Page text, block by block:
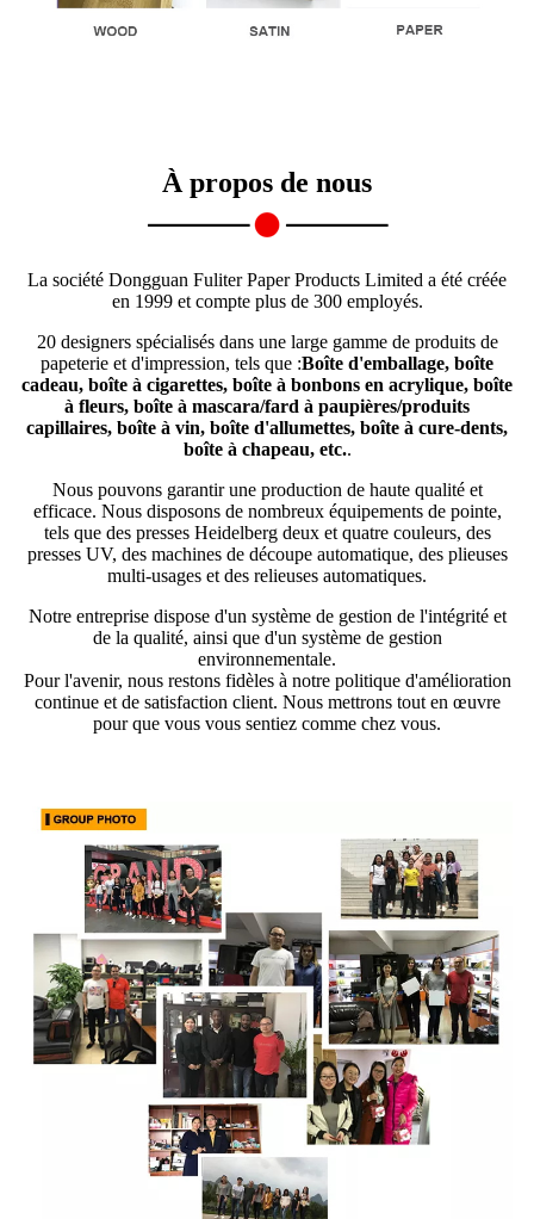
À propos de nous
La société Dongguan Fuliter Paper Products Limited a été créée
en 1999 et compte plus de 300 employés.
20 designers spécialisés dans une large gamme de produits de
papeterie et d'impression, tels que :Boîte d'emballage, boîte
cadeau, boîte à cigarettes, boîte à bonbons en acrylique, boîte
à fleurs, boîte à mascara/fard à paupières/produits
capillaires, boîte à vin, boîte d'allumettes, boîte à cure-dents,
boîte à chapeau, etc..
Nous pouvons garantir une production de haute qualité et
efficace. Nous disposons de nombreux équipements de pointe,
tels que des presses Heidelberg deux et quatre couleurs, des
presses UV, des machines de découpe automatique, des plieuses
multi-usages et des relieuses automatiques.
Notre entreprise dispose d'un système de gestion de l'intégrité et
de la qualité, ainsi que d'un système de gestion
environnementale.
Pour l'avenir, nous restons fidèles à notre politique d'amélioration
continue et de satisfaction client. Nous mettrons tout en œuvre
pour que vous vous sentiez comme chez vous.